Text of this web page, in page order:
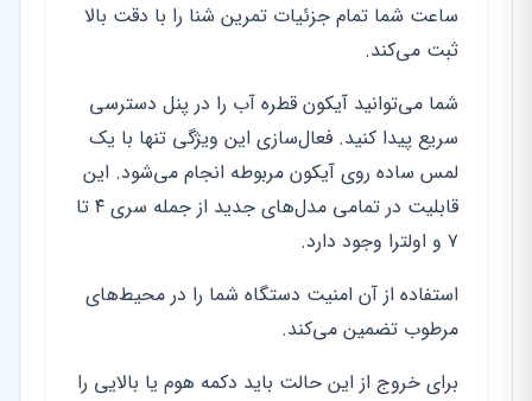
ساعت شما تمام جزئیات تمرین شنا را با دقت بالا
ثبت می‌کند.
شما می‌توانید آیکون قطره آب را در پنل دسترسی
سریع پیدا کنید. فعال‌سازی این ویژگی تنها با یک
لمس ساده روی آیکون مربوطه انجام می‌شود. این
قابلیت در تمامی مدل‌های جدید از جمله سری ۴ تا
۷ و اولترا وجود دارد.
استفاده از آن امنیت دستگاه شما را در محیط‌های
مرطوب تضمین می‌کند.
برای خروج از این حالت باید دکمه هوم یا بالایی را